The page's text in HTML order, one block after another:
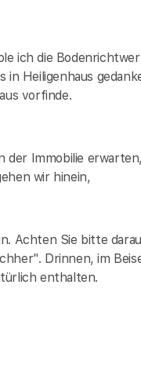
ich die
in Heiligenhaus
vorfinde.
der Immobilie
wir hinein,
Achten Sie bitte
Drinnen, im
enthalten.